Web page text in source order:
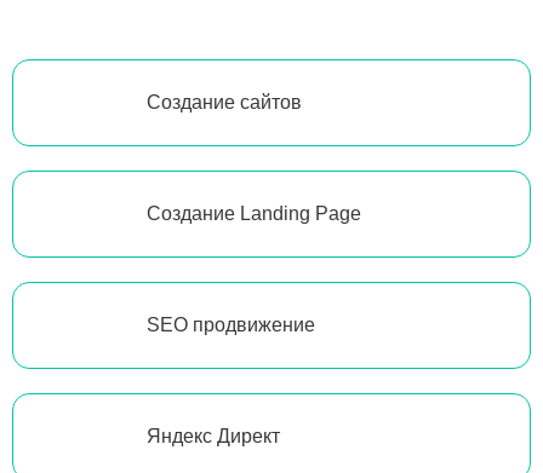
Создание сайтов
Создание Landing Page
SEO продвижение
Яндекс Директ